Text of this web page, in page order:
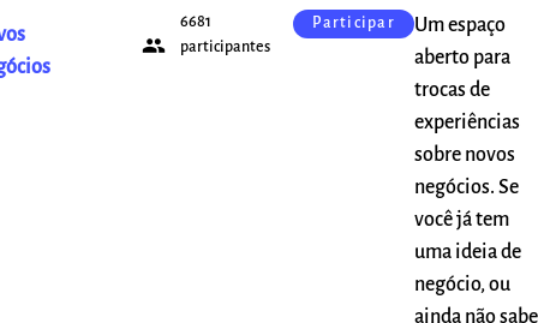
people
6681
participantes
Participar
Um espaço
aberto para
trocas de
experiências
sobre novos
negócios. Se
você já tem
uma ideia de
negócio, ou
ainda não sabe